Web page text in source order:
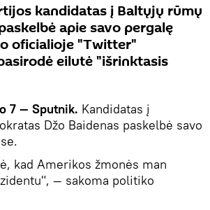
kandidatas į Baltųjų rūmų
apie savo pergalę
oficialioje "Twitter"
eilutė "išrinktasis
7 — Sputnik. Kandidatas į
Džo Baidenas paskelbė savo
kad Amerikos žmonės man
— sakoma politiko